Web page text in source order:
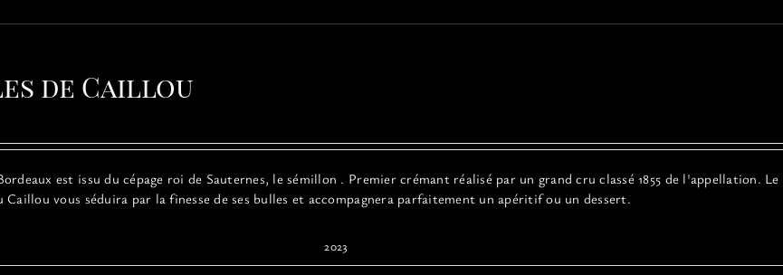
plusieurs
options
choisies
la
page
de Caillou
est issu du cépage roi de Sauternes, le sémillon . Premier crémant réalisé par un grand cru classé 1855 de l'appellation. Le
Caillou vous séduira par la finesse de ses bulles et accompagnera parfaitement un apéritif ou un dessert.
2023